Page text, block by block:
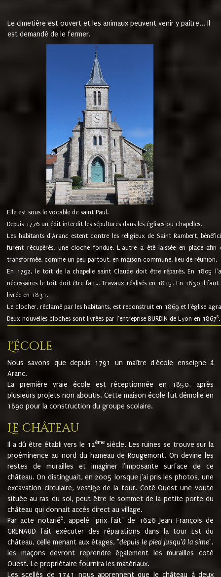
Le cimetière est ouvert et les animaux peuvent venir y paître... Il
est demandé de le fermer.
Elle est sous le vocable de saint Paul.
Depuis 1776 un édit interdit les sépultures dans les églises ou chapelles.
Les habitants d'Aranc estent contre les religieux de Saint Rambert,
furent récupérés, une cloche fondue. L'autre a été laissée en place
transformée, comme un peu partout, en maison commune, lieu de réunion.
En 1792, le toit de la chapelle saint Claude doit être réparés. En 1805
nécessaires le toit doit être fait... Travaux réalisés en 1815. En 1830 il
livrée en 1831.
Le clocher, réclamé par les habitants, est reconstruit en 1869 et l'église
Deux nouvelles cloches sont livrées par l'entreprise BURDIN de Lyon en 18678.
L'école
Nous savons que depuis 1791 un maître d'école enseigne à
Aranc.
La première vraie école est réceptionnée en 1850, après
plusieurs projets non aboutis. Cette maison école fut démolie en
1890 pour la construction du groupe scolaire.
Le château
Il a dû être établi vers le 12èmesiècle. Les ruines se trouve sur la
proéminence au nord du hameau de Rougemont. On devine les
restes de murailles et imaginer l'imposante surface de ce
château. On distinguait, en 2005 lorsque j'ai pris les photos, une
excavation circulaire, vestige de la tour. Coté Ouest une voute
située au ras du sol, peut être le sommet de la petite porte du
château qui donnait accès direct au village.
Par acte notarié6, appelé "prix fait" de 1626 Jean François de
GRENAUD fait exécuter des réparations dans la tour Est du
château, celle menant aux étages, "depuis le pied jusqu'à la sime".
les maçons devront reprendre également les murailles coté
Ouest. Le propriétaire fournira les matériaux.
Les scellés de 1741 nous apprennent que le château à deux